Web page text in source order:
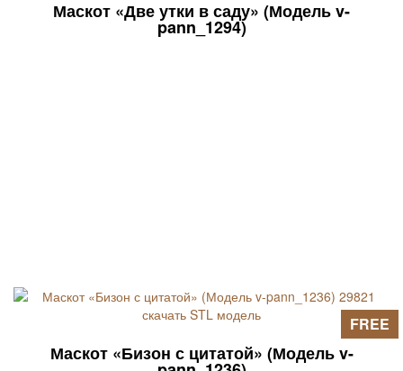
Маскот «Две утки в саду» (Модель v-
pann_1294)
Маскот «Бизон с цитатой» (Модель v-
FREE